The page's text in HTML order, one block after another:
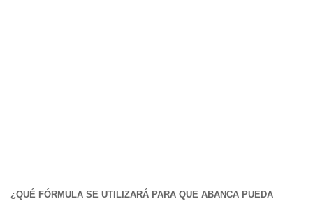
¿QUÉ FÓRMULA SE UTILIZARÁ PARA QUE ABANCA PUEDA